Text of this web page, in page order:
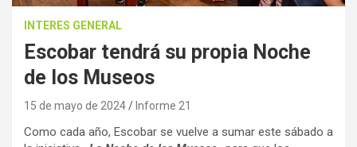
INTERES GENERAL
Escobar tendrá su propia Noche
de los Museos
15 de mayo de 2024 Informe 21
Como cada año, Escobar se vuelve a sumar este sábado a